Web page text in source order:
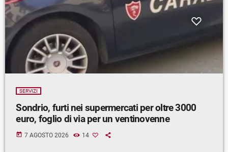
SERVIZI
Sondrio, furti nei supermercati per oltre 3000
euro, foglio di via per un ventinovenne
today 7 AGOSTO 2026 14